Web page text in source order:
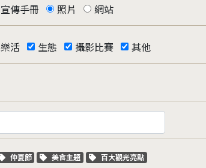
宣傳手冊 照片 網站
樂活 生態 攝影比賽 其他
關鍵字標籤
仲夏節 關鍵字標籤
美食主題 關鍵字標籤
百大觀光亮點